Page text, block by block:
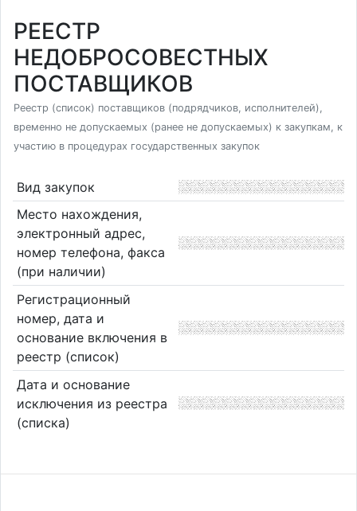
РЕЕСТР
НЕДОБРОСОВЕСТНЫХ
ПОСТАВЩИКОВ
Реестр (список) поставщиков (подрядчиков, исполнителей),
временно не допускаемых (ранее не допускаемых) к закупкам, к
участию в процедурах государственных закупок
Вид закупок
Место нахождения,
электронный адрес,
номер телефона, факса
(при наличии)
Регистрационный
номер, дата и
основание включения в
реестр (список)
Дата и основание
исключения из реестра
(списка)